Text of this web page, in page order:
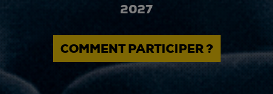
2027
COMMENT PARTICIPER ?